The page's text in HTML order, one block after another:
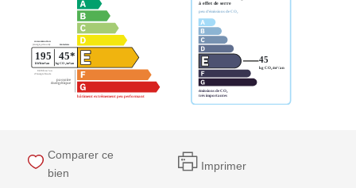
ESPACE CLIENT
Espace Client Saint-Flour (VDS Immobilier)
Comparer ce
bien
Imprimer